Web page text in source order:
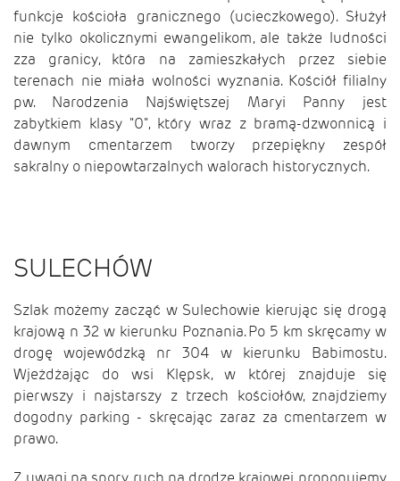
funkcje kościoła granicznego (ucieczkowego). Służył
nie tylko okolicznymi ewangelikom, ale także ludności
zza granicy, która na zamieszkałych przez siebie
terenach nie miała wolności wyznania. Kościół filialny
pw. Narodzenia Najświętszej Maryi Panny jest
zabytkiem klasy "0", który wraz z bramą-dzwonnicą i
dawnym cmentarzem tworzy przepiękny zespół
sakralny o niepowtarzalnych walorach historycznych.
SULECHÓW
Szlak możemy zacząć w Sulechowie kierując się drogą
krajową n 32 w kierunku Poznania. Po 5 km skręcamy w
drogę wojewódzką nr 304 w kierunku Babimostu.
Wjeżdżając do wsi Klępsk, w której znajduje się
pierwszy i najstarszy z trzech kościołów, znajdziemy
dogodny parking - skręcając zaraz za cmentarzem w
prawo.